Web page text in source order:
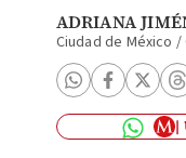
ADRIANA
Ciudad de México /